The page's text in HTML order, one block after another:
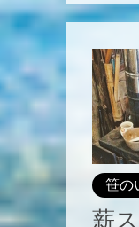
笹の
薪